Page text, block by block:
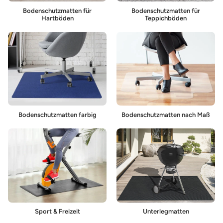
Bodenschutzmatten für
Hartböden
Bodenschutzmatten für
Teppichböden
Bodenschutzmatten farbig Bodenschutzmatten nach Maß
Sport & Freizeit Unterlegmatten